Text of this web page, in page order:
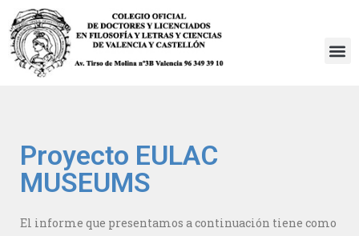
Saltar
al
Proyecto EULAC
MUSEUMS
El informe que presentamos a continuación tiene como